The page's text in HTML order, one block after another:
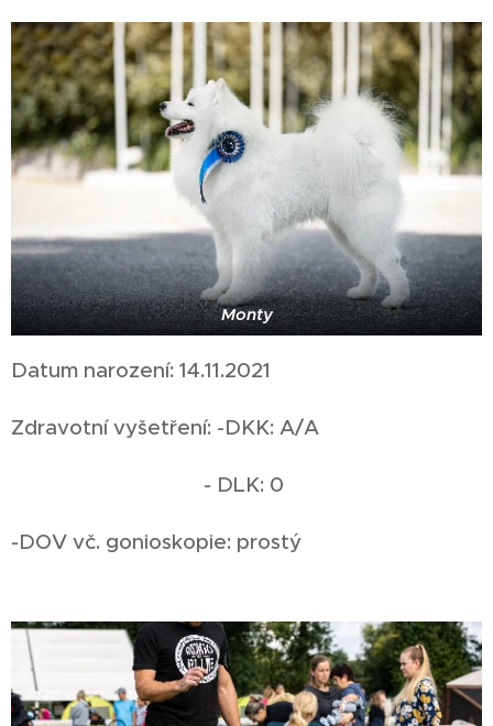
Monty
Datum narození: 14.11.2021
Zdravotní vyšetření: -DKK: A/A
- DLK: 0
-DOV vč. gonioskopie: prostý